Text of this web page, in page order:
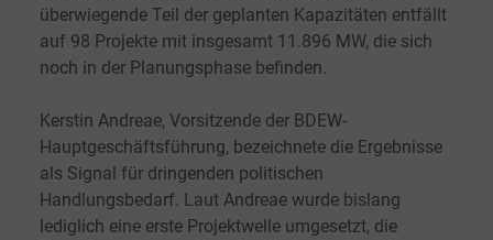
überwiegende Teil der geplanten Kapazitäten entfällt
auf 98 Projekte mit insgesamt 11.896 MW, die sich
noch in der Planungsphase befinden.
Kerstin Andreae, Vorsitzende der BDEW-
Hauptgeschäftsführung, bezeichnete die Ergebnisse
als Signal für dringenden politischen
Handlungsbedarf. Laut Andreae wurde bislang
lediglich eine erste Projektwelle umgesetzt, die